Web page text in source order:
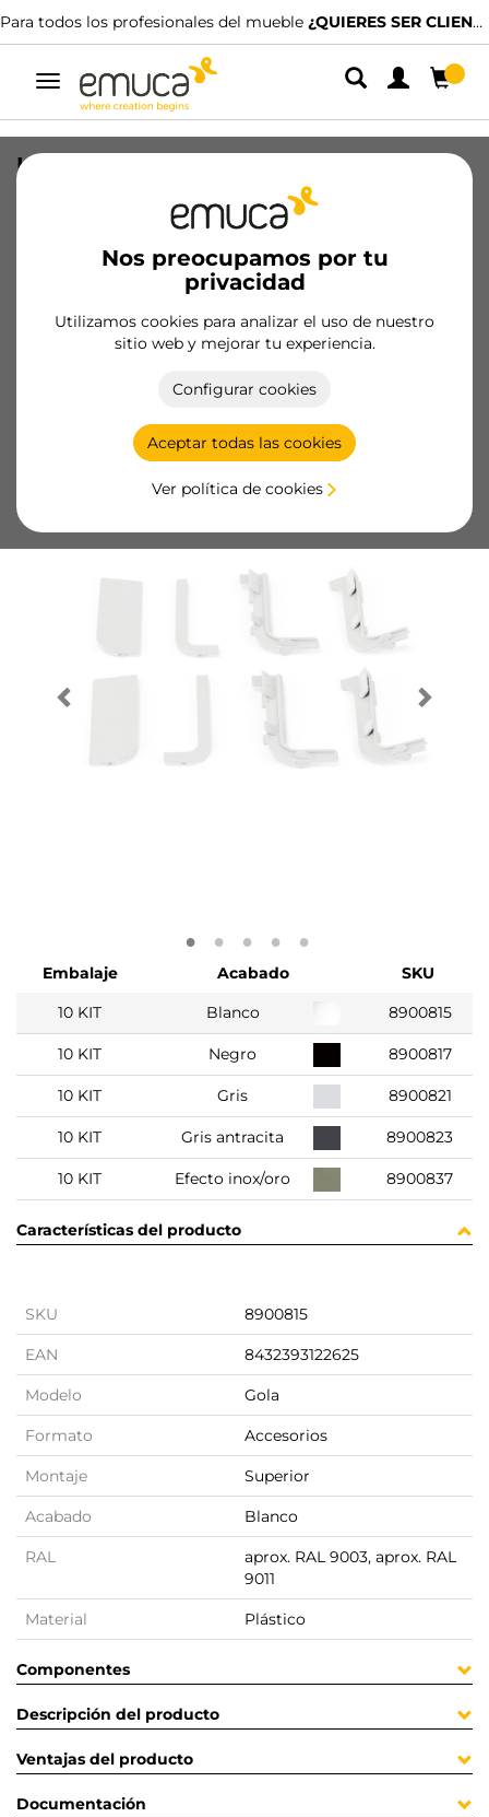
Para todos los profesionales del mueble ¿QUIERES SER CLIENTE?
Alternar
navegación
Nos preocupamos por tu
privacidad
Utilizamos cookies para analizar el uso de nuestro
sitio web y mejorar tu experiencia.
Configurar cookies
Aceptar todas las cookies
Ver política de cookies
Kit de accesorios para perfil superior
Gola para mueble de cocina, Plástico,
8900815/EAN 8432393122625
Productos esenciales
Ficha de producto
Embalaje Acabado
SKU
10 KIT
Blanco 8900815
10 KIT Negro 8900817
10 KIT Gris 8900821
10 KIT Gris antracita 8900823
10 KIT Efecto inox/oro 8900837
Características del producto
SKU 8900815
EAN 8432393122625
Modelo Gola
Formato Accesorios
Montaje Superior
Acabado Blanco
RAL
aprox. RAL 9003, aprox. RAL
9011
Material Plástico
Componentes
Descripción del producto
Ventajas del producto
Documentación